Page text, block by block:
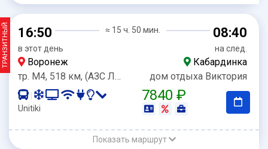
ТРАНЗИТНЫЙ 16:50
в этот день
≈ 15 ч. 50 мин. 08:40
на след.
Воронеж
Кабардинка
тр. М4, 518 км, (АЗС Лукойл)
дом отдыха Виктория
Unitiki
7840 ₽
Показать маршрут